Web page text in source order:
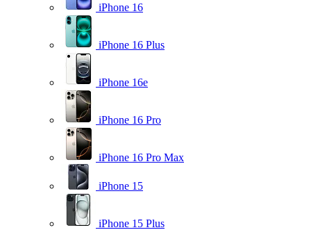
iPhone 16
iPhone 16 Plus
iPhone 16e
iPhone 16 Pro
iPhone 16 Pro Max
iPhone 15
iPhone 15 Plus